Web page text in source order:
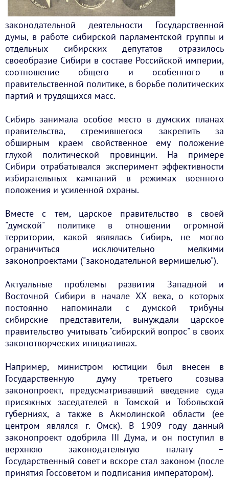
законодательной деятельности Государственной
думы, в работе сибирской парламентской группы и
отдельных сибирских депутатов отразилось
своеобразие Сибири в составе Российской империи,
соотношение общего и особенного в
правительственной политике, в борьбе политических
партий и трудящихся масс.
Сибирь занимала особое место в думских планах
правительства, стремившегося закрепить за
обширным краем свойственное ему положение
глухой политической провинции. На примере
Сибири отрабатывался эксперимент эффективности
избирательных кампаний в режимах военного
положения и усиленной охраны.
Вместе с тем, царское правительство в своей
"думской" политике в отношении огромной
территории, какой являлась Сибирь, не могло
ограничиться исключительно мелкими
законопроектами ("законодательной вермишелью").
Актуальные проблемы развития Западной и
Восточной Сибири в начале ХХ века, о которых
постоянно напоминали с думской трибуны
сибирские представители, вынуждали царское
правительство учитывать "сибирский вопрос" в своих
законотворческих инициативах.
Например, министром юстиции был внесен в
Государственную думу третьего созыва
законопроект, предусматривавший введение суда
присяжных заседателей в Томской и Тобольской
губерниях, а также в Акмолинской области (ее
центром являлся г. Омск). В 1909 году данный
законопроект одобрила III Дума, и он поступил в
верхнюю законодательную палату –
Государственный совет и вскоре стал законом (после
принятия Госсоветом и подписания императором).